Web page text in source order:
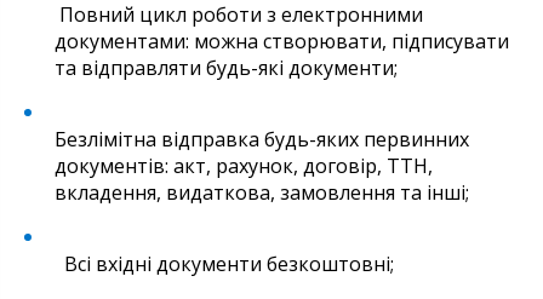
Повний цикл роботи з електронними
документами: можна створювати, підписувати
та відправляти будь-які документи;
Безлімітна відправка будь-яких первинних
документів: акт, рахунок, договір, ТТН,
вкладення, видаткова, замовлення та інші;
Всі вхідні документи безкоштовні;